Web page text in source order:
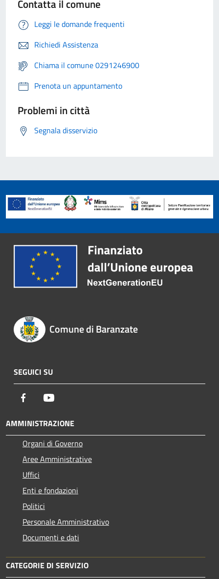
Contatta il comune
Leggi le domande frequenti
Richiedi Assistenza
Chiama il comune 0291246900
Prenota un appuntamento
Problemi in città
Segnala disservizio
Comune di Baranzate
SEGUICI SU
Facebook
AMMINISTRAZIONE
Organi di Governo
Aree Amministrative
Uffici
Enti e fondazioni
Politici
Personale Amministrativo
Documenti e dati
CATEGORIE DI SERVIZIO